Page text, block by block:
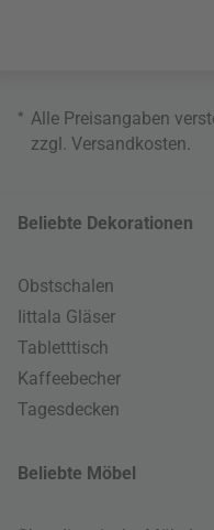
* Alle Preisangaben
zzgl. Versandkosten.
Beliebte Dekorationen
Obstschalen
Iittala Gläser
Tabletttisch
Kaffeebecher
Tagesdecken
Beliebte Möbel